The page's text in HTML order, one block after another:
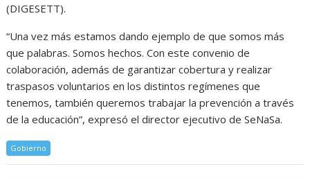
(DIGESETT).
“Una vez más estamos dando ejemplo de que somos más
que palabras. Somos hechos. Con este convenio de
colaboración, además de garantizar cobertura y realizar
traspasos voluntarios en los distintos regímenes que
tenemos, también queremos trabajar la prevención a través
de la educación”, expresó el director ejecutivo de SeNaSa.
Gobierno